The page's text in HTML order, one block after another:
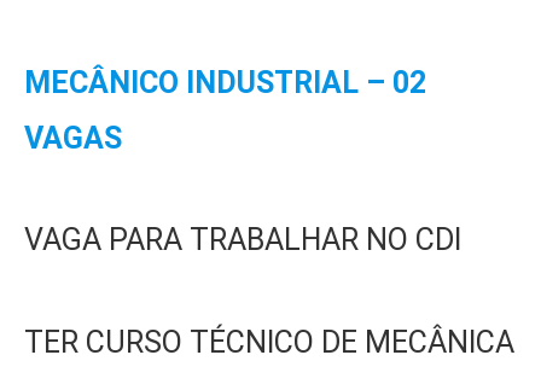
MECÂNICO INDUSTRIAL – 02
VAGAS
VAGA PARA TRABALHAR NO CDI
TER CURSO TÉCNICO DE MECÂNICA